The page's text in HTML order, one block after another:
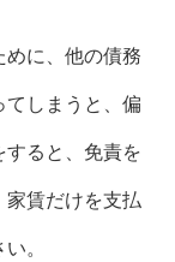
めに、他の債務
てしまうと、偏
すると、免責を
家賃だけを支払
。